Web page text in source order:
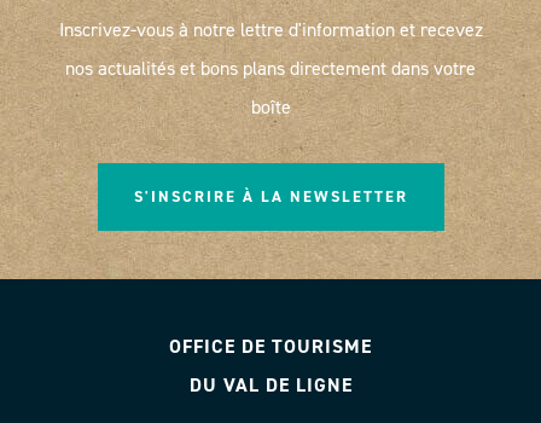
Inscrivez-vous à notre lettre d'information et recevez
nos actualités et bons plans directement dans votre
boîte
S'INSCRIRE À LA NEWSLETTER
OFFICE DE TOURISME
DU VAL DE LIGNE